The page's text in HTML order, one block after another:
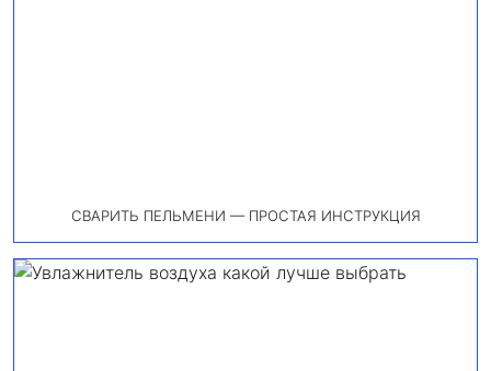
СВАРИТЬ ПЕЛЬМЕНИ — ПРОСТАЯ ИНСТРУКЦИЯ